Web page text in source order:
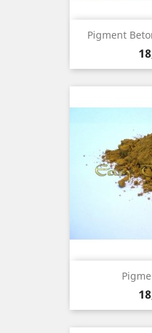
Pigment